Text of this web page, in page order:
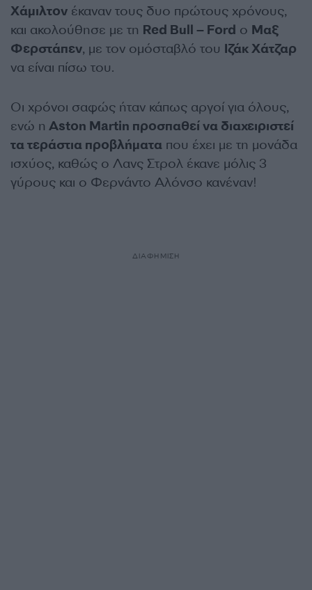
Χάμιλτον έκαναν τους δυο πρώτους χρόνους,
και ακολούθησε με τη Red Bull – Ford ο Μαξ
Φερστάπεν, με τον ομόσταβλό του Ιζάκ Χάτζαρ
να είναι πίσω του.
Οι χρόνοι σαφώς ήταν κάπως αργοί για όλους,
ενώ η Aston Martin προσπαθεί να διαχειριστεί
τα τεράστια προβλήματα που έχει με τη μονάδα
ισχύος, καθώς ο Λανς Στρολ έκανε μόλις 3
γύρους και ο Φερνάντο Αλόνσο κανέναν!
ΔΙΑΦΗΜΙΣΗ